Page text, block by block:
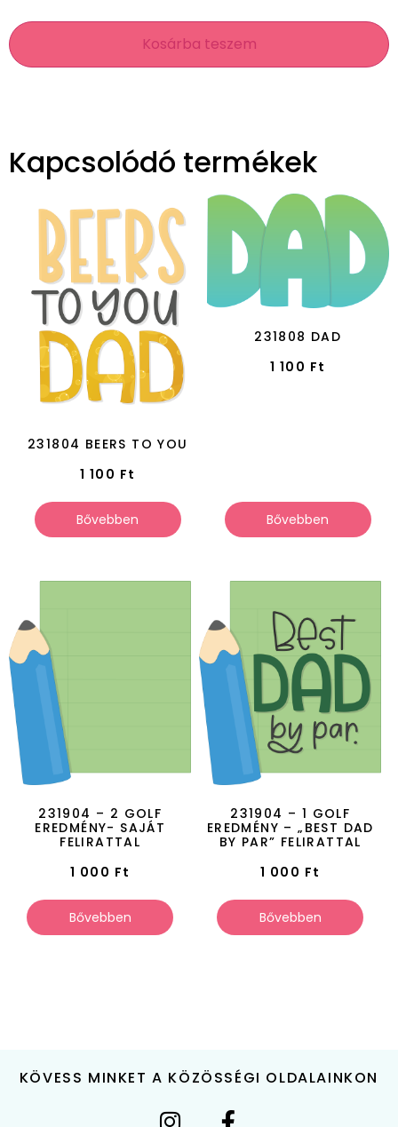
Kosárba teszem
Kapcsolódó termékek
231804 BEERS TO YOU
1 100 Ft
Bővebben
231808 DAD
1 100 Ft
Bővebben
231904 – 2 GOLF
EREDMÉNY- SAJÁT
FELIRATTAL
1 000 Ft
Bővebben
231904 – 1 GOLF
EREDMÉNY – „BEST DAD
BY PAR” FELIRATTAL
1 000 Ft
Bővebben
KÖVESS MINKET A KÖZÖSSÉGI OLDALAINKON